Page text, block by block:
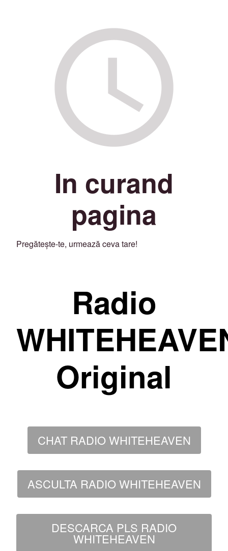
In curand
pagina
Pregătește-te, urmează ceva tare!
Radio
Original
CHAT RADIO WHITEHEAVEN
ASCULTA RADIO WHITEHEAVEN
DESCARCA PLS RADIO
WHITEHEAVEN